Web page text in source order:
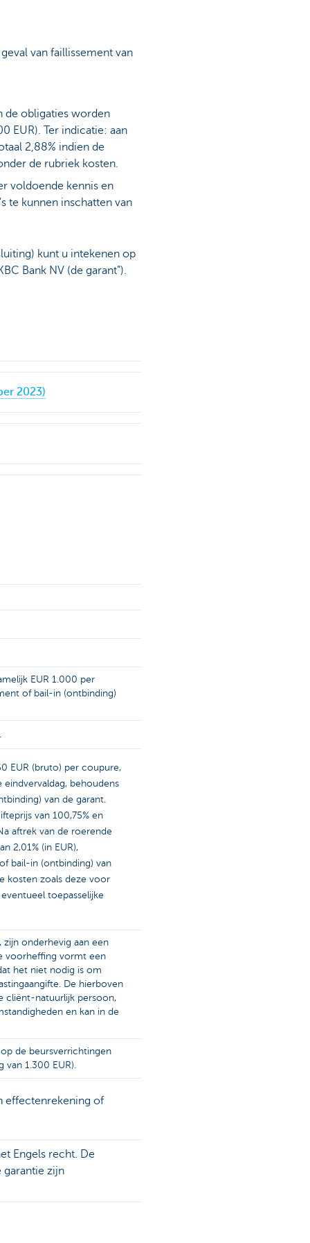
van faillissement van
de obligaties worden
EUR). Ter indicatie: aan
2,88% indien de
de rubriek kosten.
voldoende kennis en
te kunnen inschatten van
kunt u intekenen op
Bank NV (de garant”).
2023)
EUR 1.000 per
of bail-in (ontbinding)
EUR (bruto) per coupure,
behoudens
van de garant.
van 100,75% en
aftrek van de roerende
2,01% (in EUR),
bail-in (ontbinding) van
kosten zoals deze voor
toepasselijke
onderhevig aan een
voorheffing vormt een
het niet nodig is om
De hierboven
cliënt-natuurlijk persoon,
en kan in de
de beursverrichtingen
1.300 EUR).
effectenrekening of
Engels recht. De
garantie zijn